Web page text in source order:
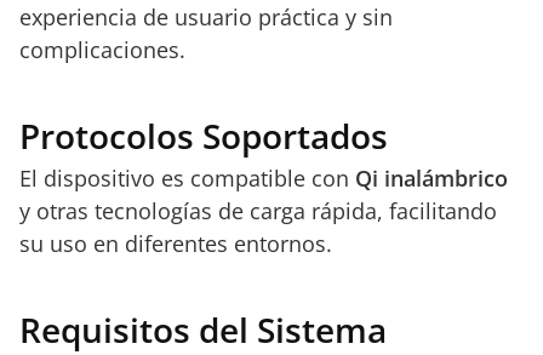
experiencia de usuario práctica y sin
complicaciones.
Protocolos Soportados
El dispositivo es compatible con Qi inalámbrico
y otras tecnologías de carga rápida, facilitando
su uso en diferentes entornos.
Requisitos del Sistema